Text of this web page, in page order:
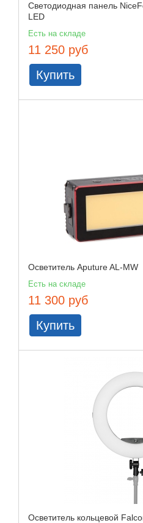
Светодиодная панель
LED
Есть на складе
11 250 руб
Купить
Осветитель Aputure AL-MW
Есть на складе
11 300 руб
Купить
Осветитель кольцевой